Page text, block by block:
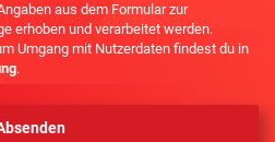
aus dem Formular zur
erhoben und verarbeitet werden.
Umgang mit Nutzerdaten findest du in
.